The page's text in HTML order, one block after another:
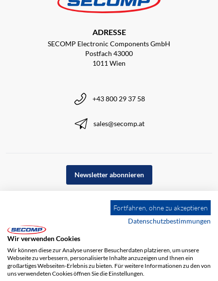
ADRESSE
SECOMP Electronic Components GmbH
Postfach 43000
1011 Wien
+43 800 29 37 58
sales@secomp.at
Newsletter abonnieren
Fortfahren, ohne zu akzeptieren
Datenschutzbestimmungen
Wir verwenden Cookies
Wir können diese zur Analyse unserer Besucherdaten platzieren, um unsere
Webseite zu verbessern, personalisierte Inhalte anzuzeigen und Ihnen ein
großartiges Webseiten-Erlebnis zu bieten. Für weitere Informationen zu den von
uns verwendeten Cookies öffnen Sie die Einstellungen.